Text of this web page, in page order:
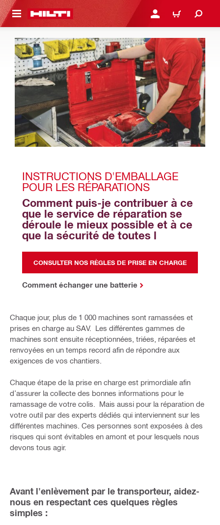
CONTENT CONNEXION OU
PANIER
INSTRUCTIONS D'EMBALLAGE
POUR LES RÉPARATIONS
Comment puis-je contribuer à ce
que le service de réparation se
déroule le mieux possible et à ce
que la sécurité de toutes l
CONSULTER NOS RÈGLES DE PRISE EN CHARGE
Comment échanger une batterie
Chaque jour, plus de 1 000 machines sont ramassées et
prises en charge au SAV. Les différentes gammes de
machines sont ensuite réceptionnées, triées, réparées et
renvoyées en un temps record afin de répondre aux
exigences de vos chantiers.
Chaque étape de la prise en charge est primordiale afin
d’assurer la collecte des bonnes informations pour le
ramassage de votre colis. Mais aussi pour la réparation de
votre outil par des experts dédiés qui interviennent sur les
différentes machines. Ces personnes sont exposées à des
risques qui sont évitables en amont et pour lesquels nous
devons tous agir.
Avant l'enlèvement par le transporteur, aidez-
nous en respectant ces quelques règles
simples :